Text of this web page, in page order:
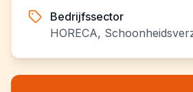
Bedrijfssector
HORECA,